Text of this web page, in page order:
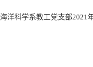
海洋科学系教工党支部2021